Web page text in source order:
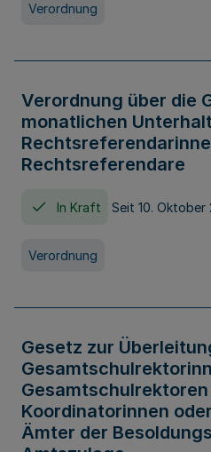
Verordnung
Verordnung über die
monatlichen
Rechtsreferendare
In Kraft Seit 10. Oktober
Verordnung
Gesetz zur
Gesamtschulrektoren
Koordinatorinnen
Ämter der